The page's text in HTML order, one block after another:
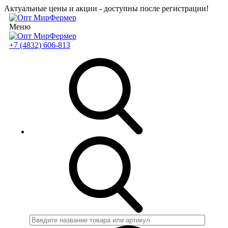
Актуальные цены и акции - доступны после регистрации!
Меню
+7 (4832) 606-813